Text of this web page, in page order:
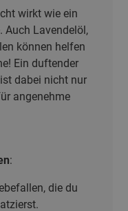
wirkt wie ein
Auch Lavendelöl,
können helfen
Ein duftender
dabei nicht nur
angenehme
:
die du